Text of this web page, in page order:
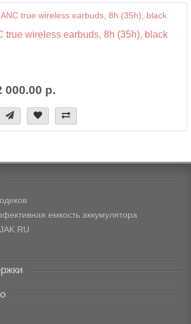
true wireless earbuds, 8h (35h), black
000.00 р.
емкость аккумулятора